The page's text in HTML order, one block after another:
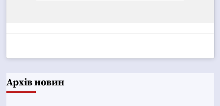
Архів новин